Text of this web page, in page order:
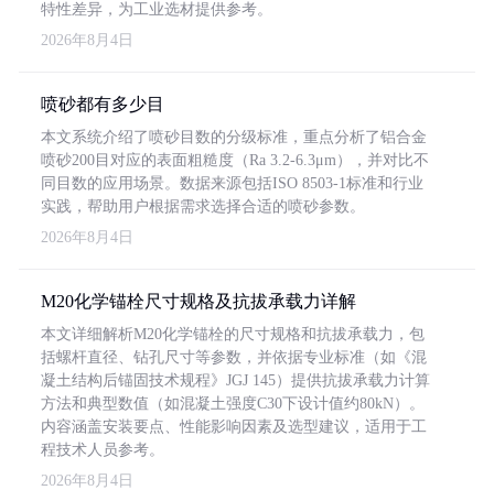
特性差异，为工业选材提供参考。
2026年8月4日
喷砂都有多少目
本文系统介绍了喷砂目数的分级标准，重点分析了铝合金
喷砂200目对应的表面粗糙度（Ra 3.2-6.3μm），并对比不
同目数的应用场景。数据来源包括ISO 8503-1标准和行业
实践，帮助用户根据需求选择合适的喷砂参数。
2026年8月4日
M20化学锚栓尺寸规格及抗拔承载力详解
本文详细解析M20化学锚栓的尺寸规格和抗拔承载力，包
括螺杆直径、钻孔尺寸等参数，并依据专业标准（如《混
凝土结构后锚固技术规程》JGJ 145）提供抗拔承载力计算
方法和典型数值（如混凝土强度C30下设计值约80kN）。
内容涵盖安装要点、性能影响因素及选型建议，适用于工
程技术人员参考。
2026年8月4日